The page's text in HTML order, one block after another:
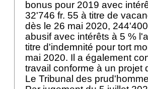
bonus pour 2019 avec
32'746 fr. 55 à titre de
dès le 26 mai 2020,
abusif avec intérêts à 5 %
titre d'indemnité pour tort
mai 2020. Il a également
travail conforme à un projet
Le Tribunal des